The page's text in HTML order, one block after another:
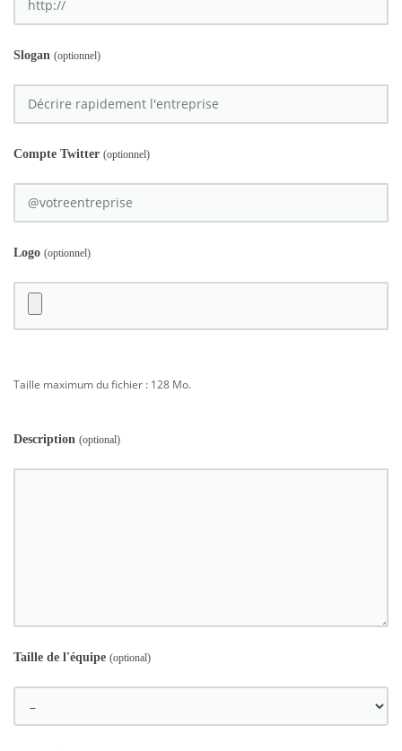
Slogan (optionnel)
Compte Twitter (optionnel)
Logo (optionnel)
Taille maximum du fichier : 128 Mo.
Description (optional)
Taille de l'équipe (optional)